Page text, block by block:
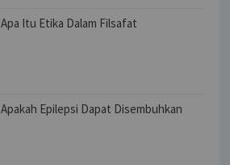
Apa Itu Etika Dalam Filsafat
Apakah Epilepsi Dapat Disembuhkan